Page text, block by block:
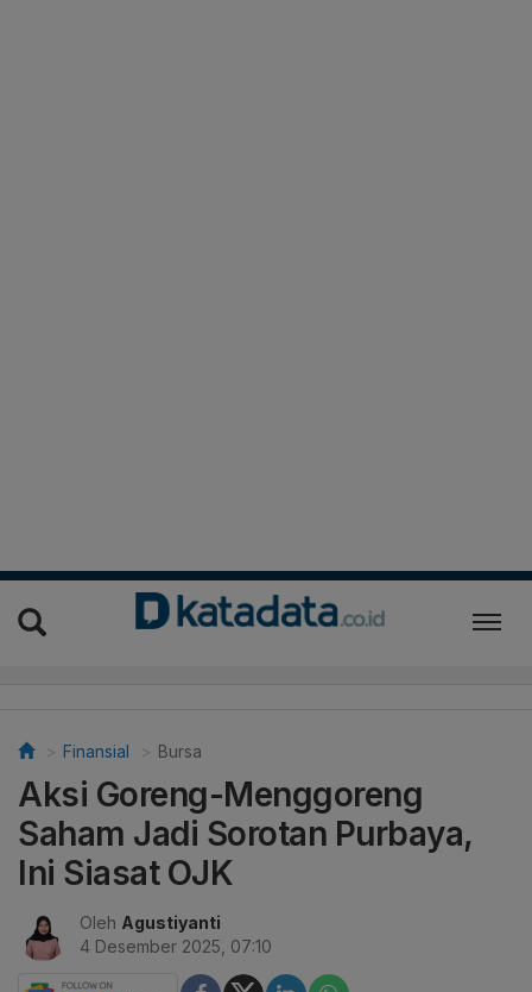
Finansial Bursa
Aksi Goreng-Menggoreng
Saham Jadi Sorotan Purbaya,
Ini Siasat OJK
Oleh Agustiyanti
4 Desember 2025, 07:10